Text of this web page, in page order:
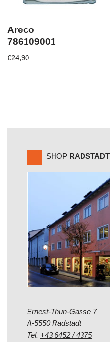
Areco
786109001
€24,90
SHOP RADSTADT
Ernest-Thun-Gasse 7
A-5550 Radstadt
Tel. +43 6452 / 4375